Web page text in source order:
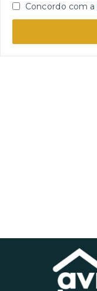
Concordo com a